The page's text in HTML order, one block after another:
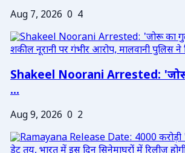
Aug 7, 2026 0 4
Shakeel Noorani Arrested:
...
Aug 9, 2026 0 2